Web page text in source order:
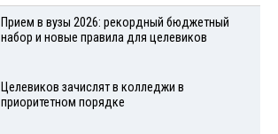
Прием в вузы 2026: рекордный бюджетный
набор и новые правила для целевиков
Целевиков зачислят в колледжи в
приоритетном порядке